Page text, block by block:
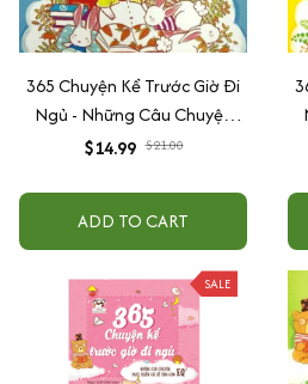
365 Chuyện Kể Trước Giờ Đi
Ngủ - Những Câu Chuyện
Phát Triển Chỉ Số IQ (xanh
$14.99 $21.00
ADD TO CART
SALE